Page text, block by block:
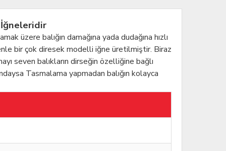
üzere balığın damağına yada dudağına hızlı
bir çok diresek modelli iğne üretilmiştir. Biraz
seven balıkların dirseğin özelliğine bağlı
Tasmalama yapmadan balığın kolayca